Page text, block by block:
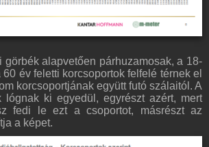
görbék alapvetően párhuzamosak, a 18-
év feletti korcsoportok felfelé térnek el
korcsoportjának együtt futó szálaitól. A
lógnak ki egyedül, egyrészt azért, mert
fedi le ezt a csoportot, másrészt az
a képet.